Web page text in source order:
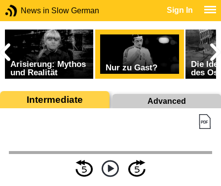
News in Slow German Sign In
Arisierung: Mythos
und Realität
Nur zu Gast?
Die
des
Intermediate Advanced